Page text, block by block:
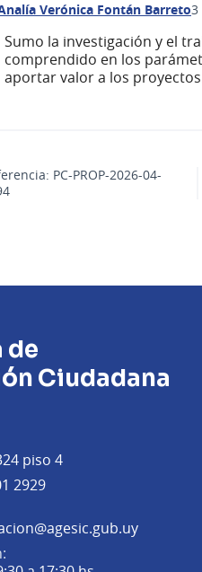
705
Verónica Fontán Barreto3
Sumo la investigación y el
comprendido en los
aportar valor a los
PC-PROP-2026-04-
de
Ciudadana
piso 4
2929
(Abrir en